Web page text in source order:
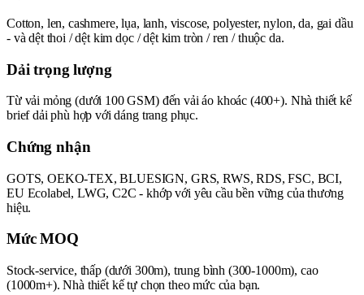
Cotton, len, cashmere, lụa, lanh, viscose, polyester, nylon, da, gai dầu
- và dệt thoi / dệt kim dọc / dệt kim tròn / ren / thuộc da.
Dải trọng lượng
Từ vải mỏng (dưới 100 GSM) đến vải áo khoác (400+). Nhà thiết kế
brief dải phù hợp với dáng trang phục.
Chứng nhận
GOTS, OEKO-TEX, BLUESIGN, GRS, RWS, RDS, FSC, BCI,
EU Ecolabel, LWG, C2C - khớp với yêu cầu bền vững của thương
hiệu.
Mức MOQ
Stock-service, thấp (dưới 300m), trung bình (300-1000m), cao
(1000m+). Nhà thiết kế tự chọn theo mức của bạn.